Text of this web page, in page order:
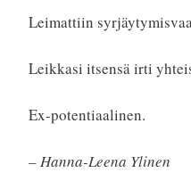
Leimattiin
Leikkasi itsensä irti
Ex-potentiaalinen.
– Hanna-Leena Ylinen